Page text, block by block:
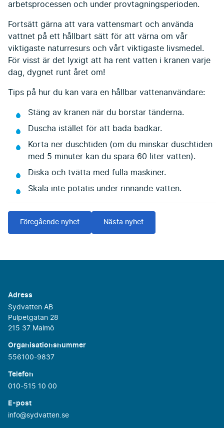
arbetsprocessen och under provtagningsperioden.
Fortsätt gärna att vara vattensmart och använda
vattnet på ett hållbart sätt för att värna om vår
viktigaste naturresurs och vårt viktigaste livsmedel.
För visst är det lyxigt att ha rent vatten i kranen varje
dag, dygnet runt året om!
Tips på hur du kan vara en hållbar vattenanvändare:
Stäng av kranen när du borstar tänderna.
Duscha istället för att bada badkar.
Korta ner duschtiden (om du minskar duschtiden
med 5 minuter kan du spara 60 liter vatten).
Diska och tvätta med fulla maskiner.
Skala inte potatis under rinnande vatten.
Föregående nyhet Nästa nyhet
Adress
Sydvatten AB
Pulpetgatan 28
215 37 Malmö
Organisationsnummer
556100-9837
Telefon
010-515 10 00
E-post
info@sydvatten.se